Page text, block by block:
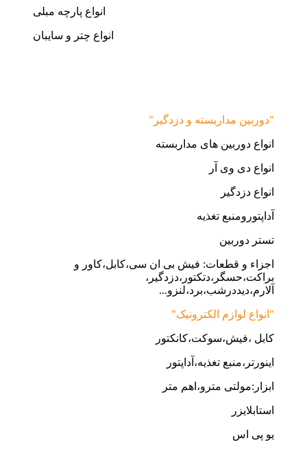
انواع پارچه مبلی
انواع چتر و سایبان
"دوربین مداربسته و دزدگیر"
انواع دوربین های مداربسته
انواع دی وی آر
انواع دزدگیر
آداپتورومنبع تغذیه
تستر دوربین
اجزاء و قطعات: فیش بی ان سی،کابل،کاور و
براکت،حسگر،دتکتور،دزدگیر،
آلارم،دیددرشب،برد،لنزو...
"انواع لوازم الکترونیک"
کابل ،فیش،سوکت،کانکتور
اینورتر،منبع تغذیه،آداپتور
ابزار:مولتی مترو،اهم متر
استابلایزر
یو پی اس